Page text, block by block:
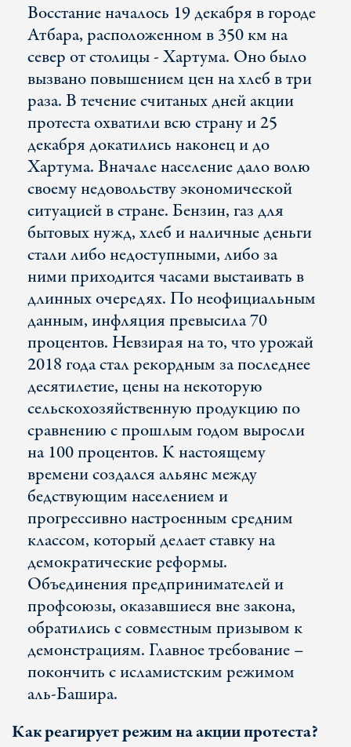
Восстание началось 19 декабря в городе
Атбара, расположенном в 350 км на
север от столицы - Хартума. Оно было
вызвано повышением цен на хлеб в три
раза. В течение считаных дней акции
протеста охватили всю страну и 25
декабря докатились наконец и до
Хартума. Вначале население дало волю
своему недовольству экономической
ситуацией в стране. Бензин, газ для
бытовых нужд, хлеб и наличные деньги
стали либо недоступными, либо за
ними приходится часами выстаивать в
длинных очередях. По неофициальным
данным, инфляция превысила 70
процентов. Невзирая на то, что урожай
2018 года стал рекордным за последнее
десятилетие, цены на некоторую
сельскохозяйственную продукцию по
сравнению с прошлым годом выросли
на 100 процентов. К настоящему
времени создался альянс между
бедствующим населением и
прогрессивно настроенным средним
классом, который делает ставку на
демократические реформы.
Объединения предпринимателей и
профсоюзы, оказавшиеся вне закона,
обратились с совместным призывом к
демонстрациям. Главное требование –
покончить с исламистским режимом
аль-Башира.
Как реагирует режим на акции протеста?